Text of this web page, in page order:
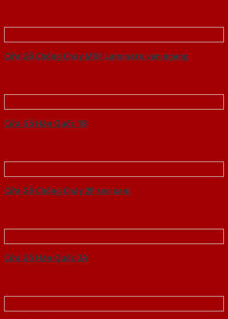
Cửa Gỗ Chống Cháy MDF Laminate van ngang
Cửa Gỗ Hàn Quốc 1B
Cửa Gỗ Chống Cháy 2P son xam
Cửa Gỗ Hàn Quốc 2A